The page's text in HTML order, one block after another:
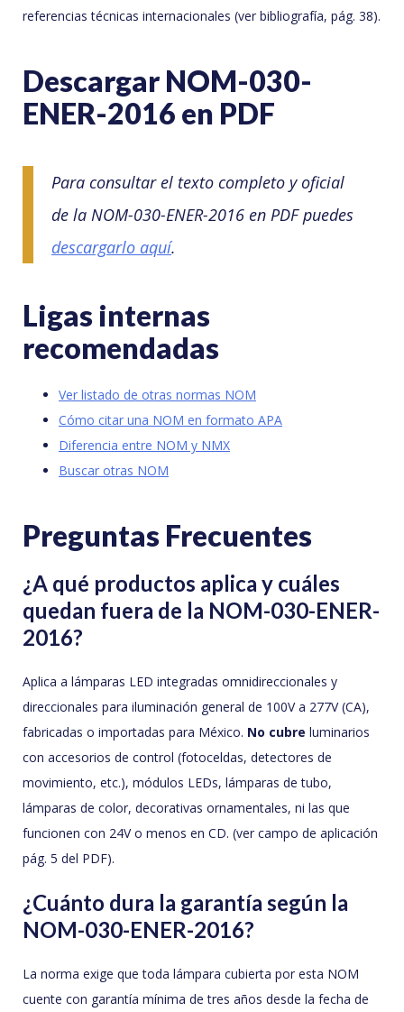
referencias técnicas internacionales (ver bibliografía, pág. 38).
Descargar NOM-030-
ENER-2016 en PDF
Para consultar el texto completo y oficial
de la NOM-030-ENER-2016 en PDF puedes
descargarlo aquí.
Ligas internas
recomendadas
Ver listado de otras normas NOM
Cómo citar una NOM en formato APA
Diferencia entre NOM y NMX
Buscar otras NOM
Preguntas Frecuentes
¿A qué productos aplica y cuáles
quedan fuera de la NOM-030-ENER-
2016?
Aplica a lámparas LED integradas omnidireccionales y
direccionales para iluminación general de 100V a 277V (CA),
fabricadas o importadas para México. No cubre luminarios
con accesorios de control (fotoceldas, detectores de
movimiento, etc.), módulos LEDs, lámparas de tubo,
lámparas de color, decorativas ornamentales, ni las que
funcionen con 24V o menos en CD. (ver campo de aplicación
pág. 5 del PDF).
¿Cuánto dura la garantía según la
NOM-030-ENER-2016?
La norma exige que toda lámpara cubierta por esta NOM
cuente con garantía mínima de tres años desde la fecha de